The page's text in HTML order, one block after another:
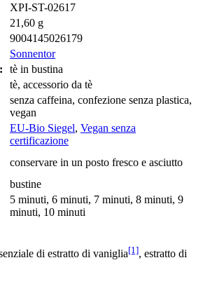
XPI-ST-02617
21,60 g
9004145026179
Sonnentor
tè in bustina
tè, accessorio da tè
senza caffeina, confezione senza plastica,
vegan
EU-Bio Siegel, Vegan senza
certificazione
conservare in un posto fresco e asciutto
bustine
5 minuti, 6 minuti, 7 minuti, 8 minuti, 9
minuti, 10 minuti
di estratto di vaniglia[1], estratto di